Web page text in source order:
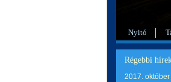
Nyitó
Régebbi
2017. október